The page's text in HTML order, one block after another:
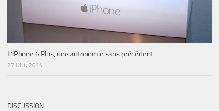
L’iPhone 6 Plus, une autonomie sans précédent
27 OCT, 2014
DISCUSSION